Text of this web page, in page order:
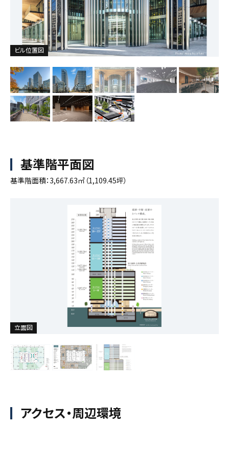
ビル外観
ビル外観 夜景
ビル位置図
フロアCG
フロアプランCG
11F テラス
B1F 車寄せ
アクセス｜地下（電車改札）から１F
基準階平面図
基準階面積：3,667.63㎡（1,109.45坪）
平面図
レイアウトプラン｜低層階
立面図
アクセス・周辺環境